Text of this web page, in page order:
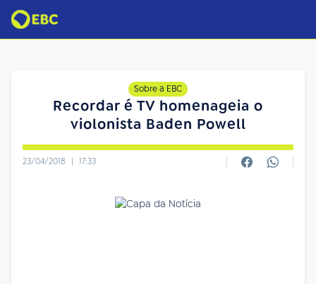
Sobre a EBC
Recordar é TV homenageia o
violonista Baden Powell
23/04/2018 | 17:33